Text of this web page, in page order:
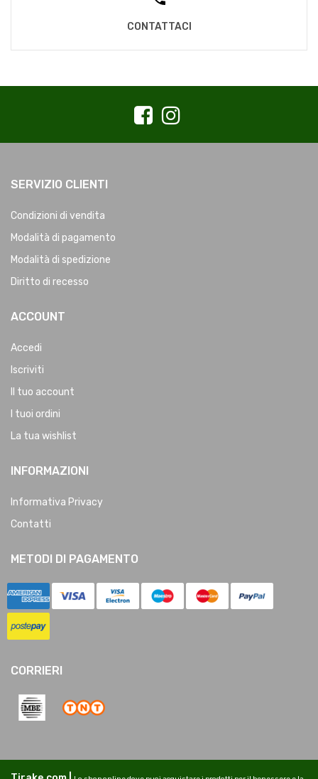
CONTATTACI
SERVIZIO CLIENTI
Condizioni di vendita
Modalità di pagamento
Modalità di spedizione
Diritto di recesso
ACCOUNT
Accedi
Iscriviti
Il tuo account
I tuoi ordini
La tua wishlist
INFORMAZIONI
Informativa Privacy
Contatti
METODI DI PAGAMENTO
CORRIERI